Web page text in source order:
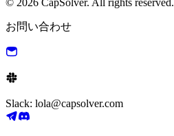
© 2026 CapSolver. All rights reserved.
お問い合わせ
Slack: lola@capsolver.com